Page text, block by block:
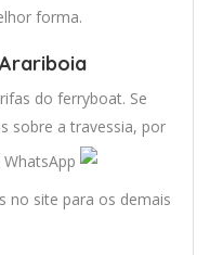
forma.
do ferryboat. Se
sobre a travessia, por
no site para os demais